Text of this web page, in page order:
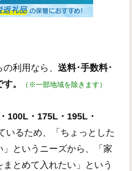
の利用なら、 送料･手数料･
。
（※一部地域を除きます）
100L・175L・195L・
いるため、「ちょっとした
というニーズから、「家
とめて入れたい」という